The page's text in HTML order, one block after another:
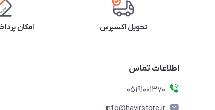
تحویل اکسپرس امکان
اطلاعات تماس
05191001370
info@havirstore.ir